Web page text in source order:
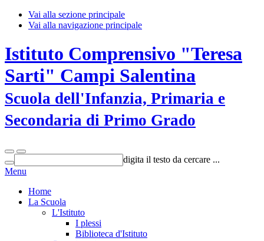
Vai alla sezione principale
Vai alla navigazione principale
Istituto Comprensivo "Teresa
Sarti" Campi Salentina
Scuola dell'Infanzia, Primaria e
Secondaria di Primo Grado
digita il testo da cercare ...
Menu
Home
La Scuola
L'Istituto
I plessi
Biblioteca d'Istituto